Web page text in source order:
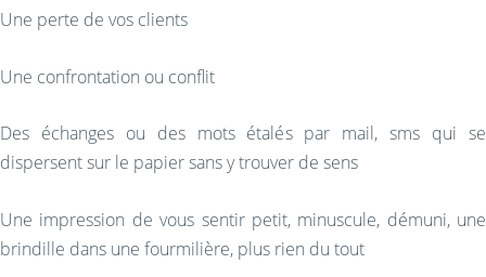
Une perte de vos clients
Une confrontation ou conflit
Des échanges ou des mots étalés par mail, sms qui se
dispersent sur le papier sans y trouver de sens
Une impression de vous sentir petit, minuscule, démuni, une
brindille dans une fourmilière, plus rien du tout